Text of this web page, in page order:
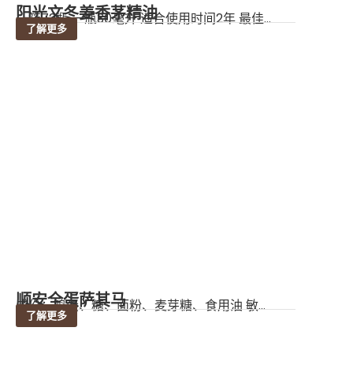
阳光文冬姜香茅精油
一箱72瓶 一瓶30毫升 适合使用时间2年 最佳...
了解更多
顺安全蛋萨其马
成份：鸡蛋、糖、面粉、麦芽糖、食用油 敏...
了解更多